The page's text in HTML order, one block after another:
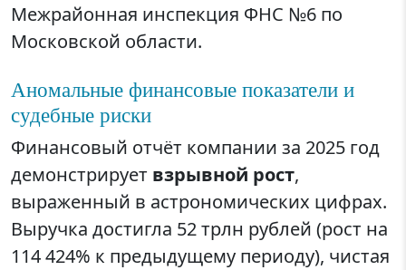
Межрайонная инспекция ФНС №6 по
Московской области.
Аномальные финансовые показатели и
судебные риски
Финансовый отчёт компании за 2025 год
демонстрирует взрывной рост,
выраженный в астрономических цифрах.
Выручка достигла 52 трлн рублей (рост на
114 424% к предыдущему периоду), чистая